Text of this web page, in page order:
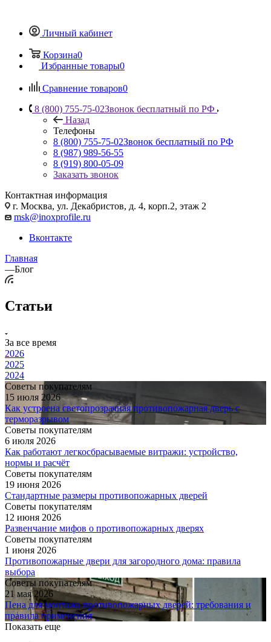
Личный кабинет
Корзина0
Избранные товары0
Сравнение товаров0
8 (800) 755-75-02Звонок бесплатный по РФ
Назад
Телефоны
8 (800) 755-75-02Звонок бесплатный по РФ
8 (987) 989-56-55
8 (919) 800-05-09
Заказать звонок
Контактная информация
г. Москва, ул. Декабристов, д. 4, корп.2, этаж 2
msk@inoxprofile.ru
Вконтакте
Главная
—Блог
Статьи
За все время
2026
2025
2024
Советы покупателям
15 июля 2026
Как устроена светопрозрачная противопожарная дверь с
терморазрывом
Советы покупателям
6 июля 2026
Как работают легкосбрасываемые витражи: устройство,
нормы и расчёт
Советы покупателям
19 июня 2026
Стандартные размеры противопожарных дверей
Советы покупателям
12 июня 2026
Развенчание мифов о противопожарных дверях
Советы покупателям
1 июня 2026
Противопожарные двери для загородного дома: правила
выбора
Советы покупателям
21 мая 2026
Пена для монтажа противопожарных дверей: требования и
правила применения
Показать еще